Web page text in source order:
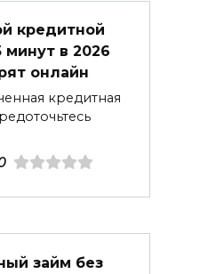
кредитной
минут в 2026
онлайн
кредитная
займ без